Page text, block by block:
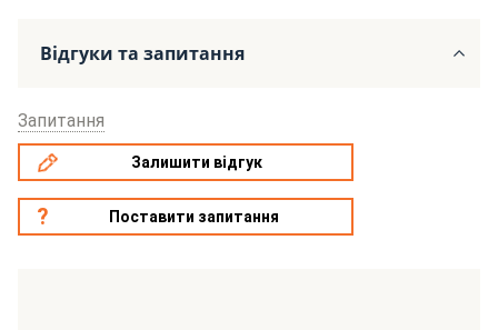
Відгуки та запитання
Запитання
Залишити відгук
Поставити запитання